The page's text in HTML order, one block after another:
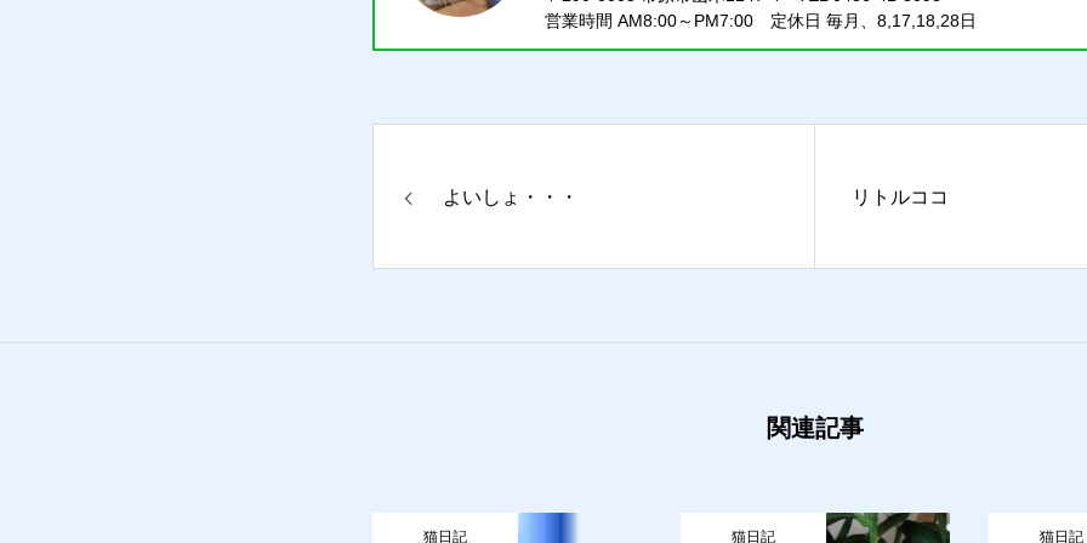
営業時間 AM8:00～PM7:00 定休日 毎月、8,17,18,28日
よいしょ・・・ リトルココ
関連記事
猫日記 猫日記 猫日記